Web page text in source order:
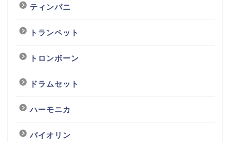
ティンパニ
トランペット
トロンボーン
ドラムセット
ハーモニカ
バイオリン